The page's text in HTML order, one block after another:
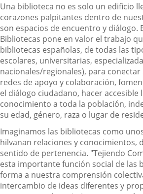
Una biblioteca no es solo un edificio
corazones palpitantes dentro de
son espacios de encuentro y diálogo.
Bibliotecas pone en valor el trabajo
bibliotecas españolas, de todas las
escolares, universitarias,
nacionales/regionales), para
redes de apoyo y colaboración,
el diálogo ciudadano, hacer accesible
conocimiento a toda la población,
su edad, género, raza o lugar de
Imaginamos las bibliotecas como
hilvanan relaciones y conocimientos,
sentido de pertenencia. "Tejiendo
esta importante función social de las
forma a nuestra comprensión
intercambio de ideas diferentes y